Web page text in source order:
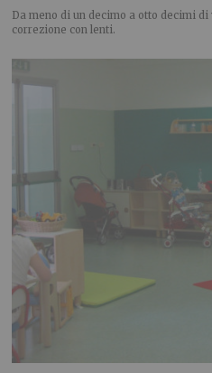
Da meno di un decimo a otto decimi
correzione con lenti.